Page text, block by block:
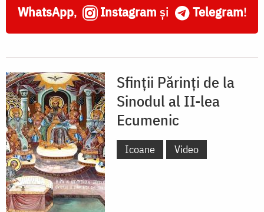
WhatsApp, Instagram și Telegram!
Sfinții Părinți de la
Sinodul al II-lea
Ecumenic
Icoane Video